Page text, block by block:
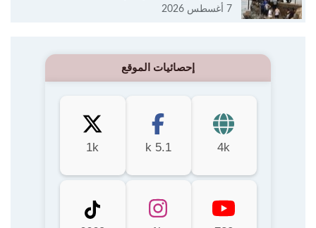
7 أغسطس 2026
إحصائيات الموقع
4k
5.1 k
1k